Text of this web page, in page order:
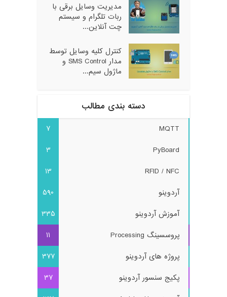
مدیریت وسایل برقی با
ربات تلگرام و سیستم
چت آنلاین...
کنترل کلیه وسایل توسط
مدار SMS Control و
ماژول سیم...
دسته بندی مطالب
MQTT
7
PyBoard
3
RFID / NFC
13
آردوینو
590
آموزش آردوینو
335
پروسسینگ Processing
11
پروژه های آردوینو
377
پکیج سنسور آردوینو
37